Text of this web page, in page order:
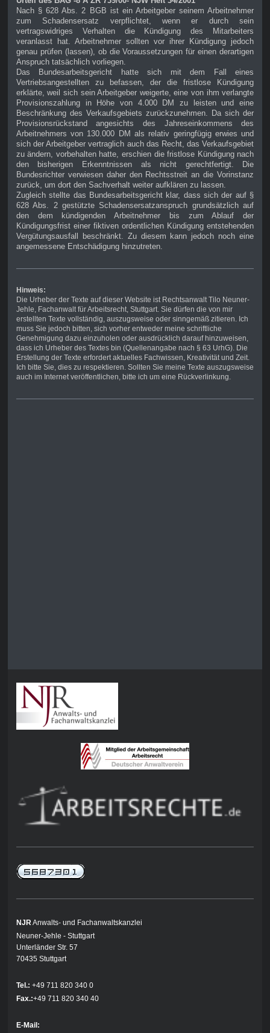
Nach § 628 Abs. 2 BGB ist ein Arbeitgeber seinem Arbeitnehmer
zum Schadensersatz verpflichtet, wenn er durch sein
vertragswidriges Verhalten die Kündigung des Mitarbeiters
veranlasst hat. Arbeitnehmer sollten vor ihrer Kündigung jedoch
genau prüfen (lassen), ob die Voraussetzungen für einen derartigen
Anspruch tatsächlich vorliegen.
Das Bundesarbeitsgericht hatte sich mit dem Fall eines
Vertriebsangestellten zu befassen, der die fristlose Kündigung
erklärte, weil sich sein Arbeitgeber weigerte, eine von ihm verlangte
Provisionszahlung in Höhe von 4.000 DM zu leisten und eine
Beschränkung des Verkaufsgebiets zurückzunehmen. Da sich der
Provisionsrückstand angesichts des Jahreseinkommens des
Arbeitnehmers von 130.000 DM als relativ geringfügig erwies und
sich der Arbeitgeber vertraglich auch das Recht, das Verkaufsgebiet
zu ändern, vorbehalten hatte, erschien die fristlose Kündigung nach
den bisherigen Erkenntnissen als nicht gerechtfertigt. Die
Bundesrichter verwiesen daher den Rechtsstreit an die Vorinstanz
zurück, um dort den Sachverhalt weiter aufklären zu lassen.
Zugleich stellte das Bundesarbeitsgericht klar, dass sich der auf §
628 Abs. 2 gestützte Schadensersatzanspruch grundsätzlich auf
den dem kündigenden Arbeitnehmer bis zum Ablauf der
Kündigungsfrist einer fiktiven ordentlichen Kündigung entstehenden
Vergütungsausfall beschränkt. Zu diesem kann jedoch noch eine
angemessene Entschädigung hinzutreten.
Hinweis:
Die Urheber der Texte auf dieser Website ist Rechtsanwalt Tilo Neuner-
Jehle, Fachanwalt für Arbeitsrecht, Stuttgart. Sie dürfen die von mir
erstellten Texte vollständig, auszugsweise oder sinngemäß zitieren. Ich
muss Sie jedoch bitten, sich vorher entweder meine schriftliche
Genehmigung dazu einzuholen oder ausdrücklich darauf hinzuweisen,
dass ich Urheber des Textes bin (Quellenangabe nach § 63 UrhG). Die
Erstellung der Texte erfordert aktuelles Fachwissen, Kreativität und Zeit.
Ich bitte Sie, dies zu respektieren. Sollten Sie meine Texte auszugsweise
auch im Internet veröffentlichen, bitte ich um eine Rückverlinkung.
NJR Anwalts- und Fachanwaltskanzlei
Neuner-Jehle - Stuttgart
Unterländer Str. 57
70435 Stuttgart
Tel.: +49 711 820 340 0
Fax.:+49 711 820 340 40
E-Mail: